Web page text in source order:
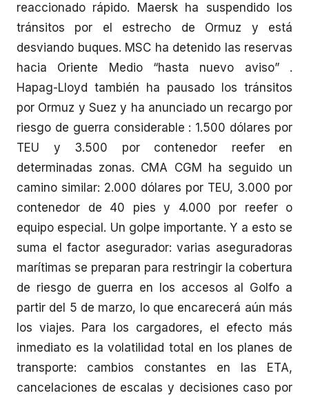
reaccionado rápido. Maersk ha suspendido los
tránsitos por el estrecho de Ormuz y está
desviando buques. MSC ha detenido las reservas
hacia Oriente Medio “hasta nuevo aviso” .
Hapag-Lloyd también ha pausado los tránsitos
por Ormuz y Suez y ha anunciado un recargo por
riesgo de guerra considerable : 1.500 dólares por
TEU y 3.500 por contenedor reefer en
determinadas zonas. CMA CGM ha seguido un
camino similar: 2.000 dólares por TEU, 3.000 por
contenedor de 40 pies y 4.000 por reefer o
equipo especial. Un golpe importante. Y a esto se
suma el factor asegurador: varias aseguradoras
marítimas se preparan para restringir la cobertura
de riesgo de guerra en los accesos al Golfo a
partir del 5 de marzo, lo que encarecerá aún más
los viajes. Para los cargadores, el efecto más
inmediato es la volatilidad total en los planes de
transporte: cambios constantes en las ETA,
cancelaciones de escalas y decisiones caso por